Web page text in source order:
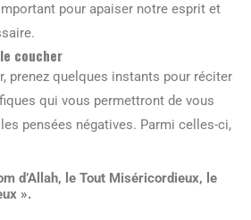
pour apaiser notre esprit et
coucher
prenez quelques instants pour réciter
qui vous permettront de vous
pensées négatives. Parmi celles-ci,
d’Allah, le Tout Miséricordieux, le
».